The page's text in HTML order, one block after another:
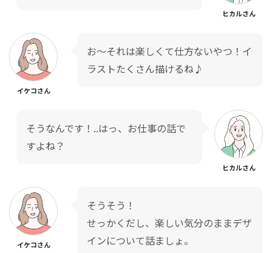
ヒカルさん
イケコさん
お〜それは楽しくて仕方ないやつ！イ
ラストたくさん描けるね♪
そうなんです！..はっ、お仕事の話で
すよね？
ヒカルさん
イケコさん
そうそう！
せっかくだし、楽しい気分のままデザ
インについて話ましょ。